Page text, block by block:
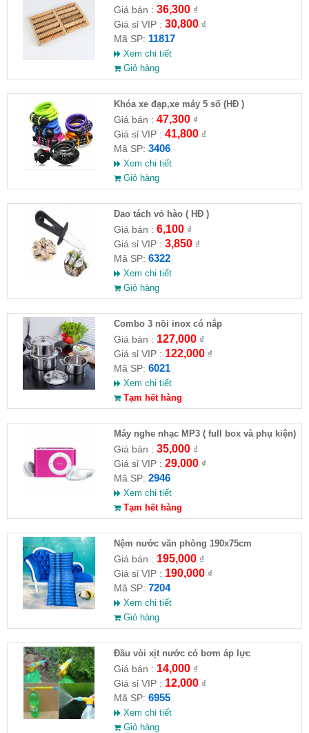
Giá bán : 36,300₫
Giá sỉ VIP : 30,800₫
Mã SP: 11817
Xem chi tiết
Giỏ hàng
Khóa xe đạp,xe máy 5 số (HĐ )
Giá bán : 47,300₫
Giá sỉ VIP : 41,800₫
Mã SP: 3406
Xem chi tiết
Giỏ hàng
Dao tách vỏ hào ( HĐ )
Giá bán : 6,100₫
Giá sỉ VIP : 3,850₫
Mã SP: 6322
Xem chi tiết
Giỏ hàng
Combo 3 nồi inox có nắp
Giá bán : 127,000₫
Giá sỉ VIP : 122,000₫
Mã SP: 6021
Xem chi tiết
Tạm hết hàng
Máy nghe nhạc MP3 ( full box và phụ kiện)
Giá bán : 35,000₫
Giá sỉ VIP : 29,000₫
Mã SP: 2946
Xem chi tiết
Tạm hết hàng
Nệm nước văn phòng 190x75cm
Giá bán : 195,000₫
Giá sỉ VIP : 190,000₫
Mã SP: 7204
Xem chi tiết
Giỏ hàng
Đầu vòi xịt nước có bơm áp lực
Giá bán : 14,000₫
Giá sỉ VIP : 12,000₫
Mã SP: 6955
Xem chi tiết
Giỏ hàng